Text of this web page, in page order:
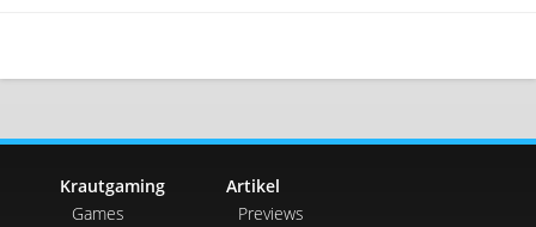
Krautgaming
Games
Artikel
Previews